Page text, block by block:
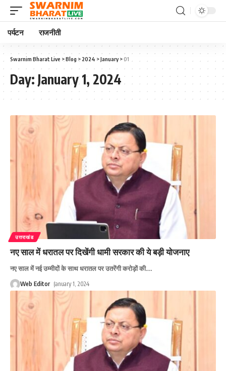
पर्यटन राजनीती
Swarnim Bharat Live >Blog > 2024 >January>01
Day: January 1, 2024
उत्तराखंड
नए साल में धरातल पर दिखेंगी धामी सरकार की ये बड़ी योजनाए
नए साल में नई उम्मीदों के साथ धरातल पर उतरेंगी करोड़ों की…
Web Editor January 1, 2024